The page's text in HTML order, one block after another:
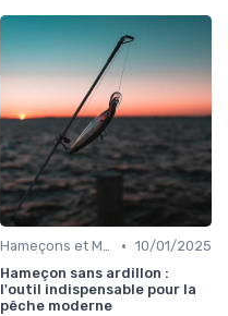
Hameçons et Montages • 10/01/2025
Hameçon sans ardillon :
l'outil indispensable pour la
pêche moderne